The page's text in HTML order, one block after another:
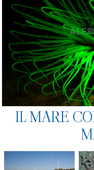
IL MARE